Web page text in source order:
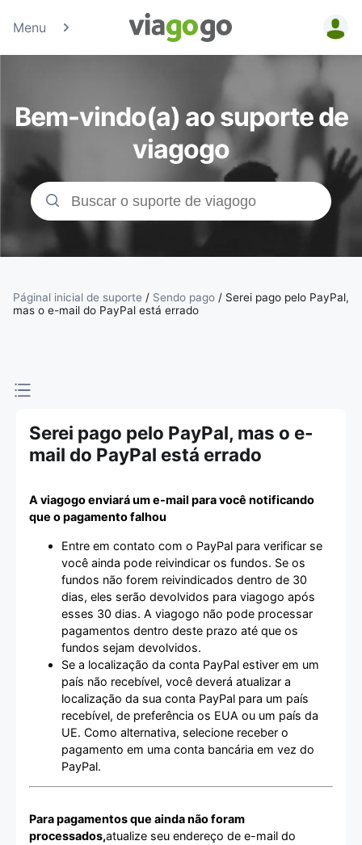
Menu
Bilhetes -
Concertos,
Desporto e
Teatro |
Bolsa de
Bilhetes da
viagogo
Bem-vindo(a) ao suporte de
viagogo
Páginal inicial de suporte / Sendo pago / Serei pago pelo PayPal,
mas o e-mail do PayPal está errado
Serei pago pelo PayPal, mas o e-
mail do PayPal está errado
A viagogo enviará um e-mail para você notificando
que o pagamento falhou
Entre em contato com o PayPal para verificar se
você ainda pode reivindicar os fundos. Se os
fundos não forem reivindicados dentro de 30
dias, eles serão devolvidos para viagogo após
esses 30 dias. A viagogo não pode processar
pagamentos dentro deste prazo até que os
fundos sejam devolvidos.
Se a localização da conta PayPal estiver em um
país não recebível, você deverá atualizar a
localização da sua conta PayPal para um país
recebível, de preferência os EUA ou um país da
UE. Como alternativa, selecione receber o
pagamento em uma conta bancária em vez do
PayPal.
Para pagamentos que ainda não foram
processados,atualize seu endereço de e-mail do